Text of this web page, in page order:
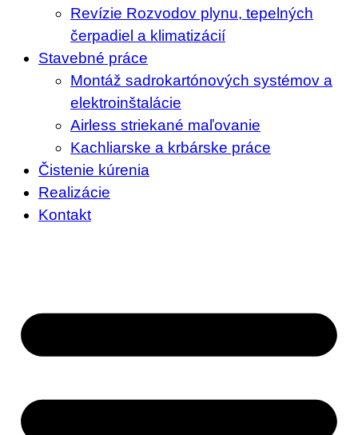
Revízie Rozvodov plynu, tepelných
čerpadiel a klimatizácií
Stavebné práce
Montáž sadrokartónových systémov a
elektroinštalácie
Airless striekané maľovanie
Kachliarske a krbárske práce
Čistenie kúrenia
Realizácie
Kontakt